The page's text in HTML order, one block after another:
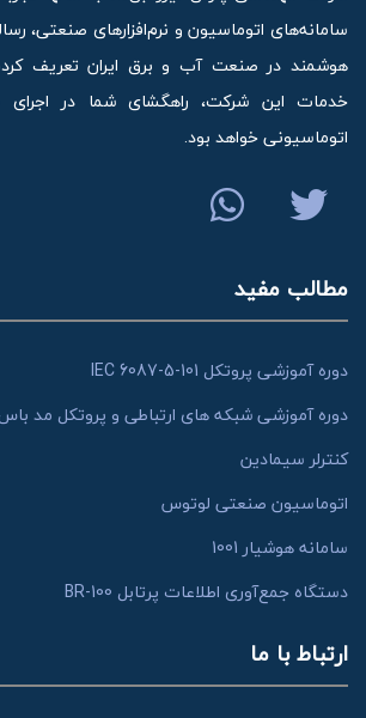
سامانه‌های اتوماسیون و نرم‌افزارهای صنعتی،
هوشمند در صنعت آب و برق ایران تعریف
خدمات این شرکت، راهگشای شما در اجرای
اتوماسیونی خواهد بود.
مطالب مفید
دوره آموزشی پروتکل IEC 6087-5-101
دوره آموزشی شبکه های ارتباطی و پروتکل مد
کنترلر سیمادین
اتوماسیون صنعتی لوتوس
سامانه هوشیار 1001
دستگاه جمع‌آوری اطلاعات پرتابل BR-100
ارتباط با ما